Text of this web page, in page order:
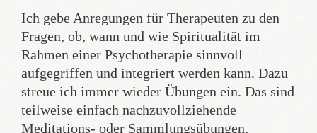
Ich gebe Anregungen für Therapeuten zu den
Fragen, ob, wann und wie Spiritualität im
Rahmen einer Psychotherapie sinnvoll
aufgegriffen und integriert werden kann. Dazu
streue ich immer wieder Übungen ein. Das sind
teilweise einfach nachzuvollziehende
Meditations- oder Sammlungsübungen,